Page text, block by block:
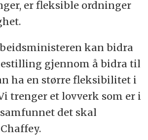
er fleksible ordninger
kan bidra
gjennom å bidra til
ha en større fleksibilitet i
trenger et lovverk som er i
det skal